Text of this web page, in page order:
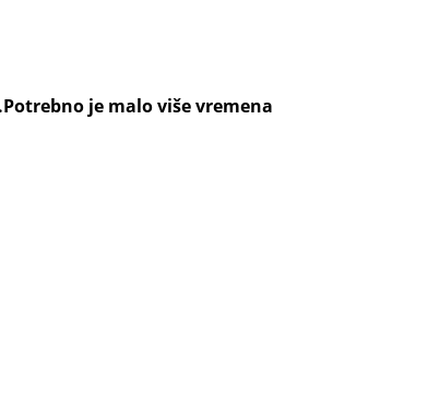
je malo više vremena